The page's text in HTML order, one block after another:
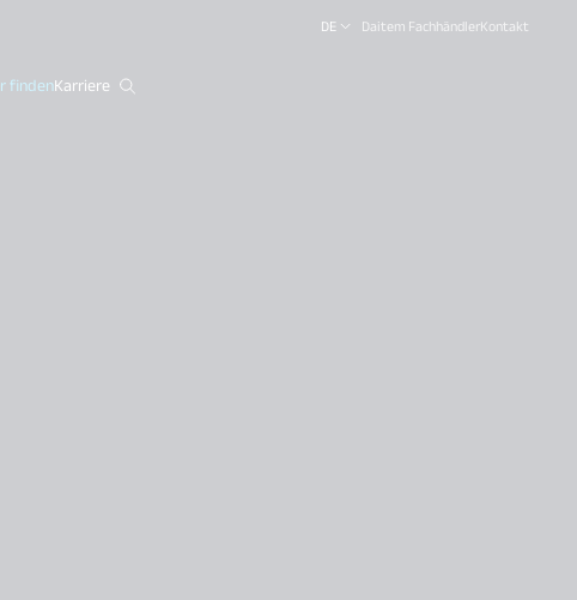
DE Daitem FachhändlerKontakt
findenKarriere